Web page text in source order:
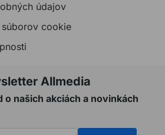
údajov
cookie
Allmedia
o našich akciách a novinkách